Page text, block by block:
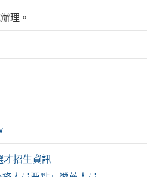
理。
才招生資訊